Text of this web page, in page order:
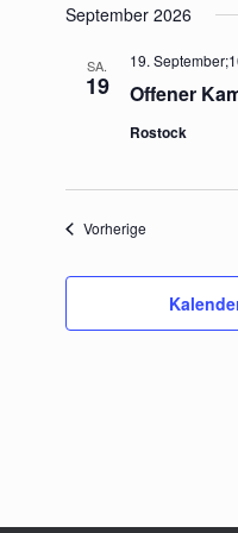
wählen.
September 2026
SA.
19 Offener
19.
Rostock
Vorherige